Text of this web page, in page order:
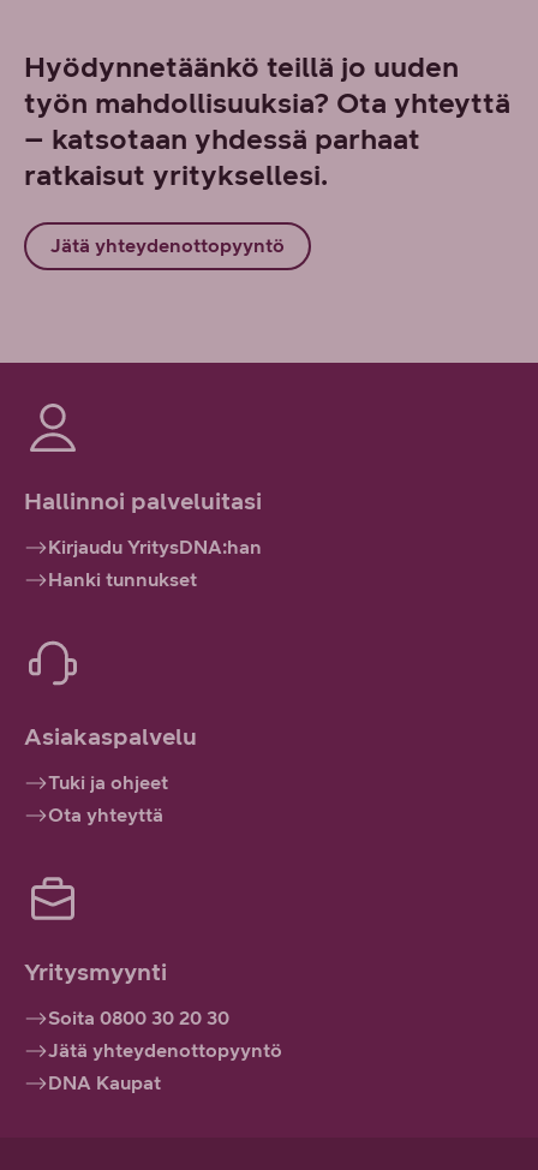
Hyödynnetäänkö teillä jo uuden
työn mahdollisuuksia? Ota yhteyttä
– katsotaan yhdessä parhaat
ratkaisut yrityksellesi.
Jätä yhteydenottopyyntö
Hallinnoi palveluitasi
Kirjaudu YritysDNA:han
Hanki tunnukset
Asiakaspalvelu
Tuki ja ohjeet
Ota yhteyttä
Yritysmyynti
Soita 0800 30 20 30
Jätä yhteydenottopyyntö
DNA Kaupat